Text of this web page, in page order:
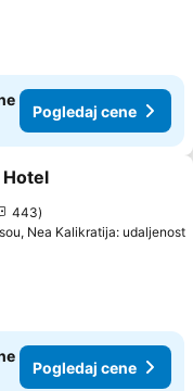
Pogledaj cene
favorite
443
Nea Kalikratija: udaljenost
Pogledaj cene